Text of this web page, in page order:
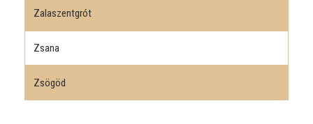
Zalaszentgrót
Zsana
Zsögöd